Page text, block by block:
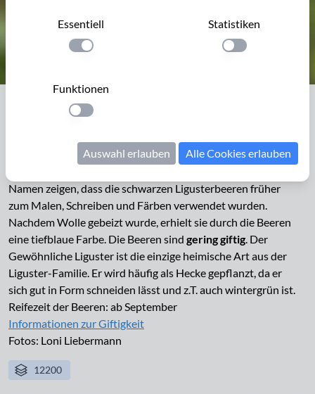
Früchte des Gewöhnlichen Ligusters,
Gewöhnliche Liguster(Ligustrum vulgare) wird auch
Namen zeigen, dass die schwarzen Ligusterbeeren früher
zum Malen, Schreiben und Färben verwendet wurden.
Nachdem Wolle gebeizt wurde, erhielt sie durch die Beeren
eine tiefblaue Farbe. Die Beeren sind gering giftig. Der
Gewöhnliche Liguster ist die einzige heimische Art aus der
Liguster-Familie. Er wird häufig als Hecke gepflanzt, da er
sich gut in Form schneiden lässt und z.T. auch wintergrün ist.
Reifezeit der Beeren: ab September
Informationen zur Giftigkeit
Fotos: Loni Liebermann
12200
Essentiell
Einstellung anwenden
Statistiken
Einstellung
Funktionen
Einstellung anwenden
Auswahl erlauben Alle Cookies erlauben